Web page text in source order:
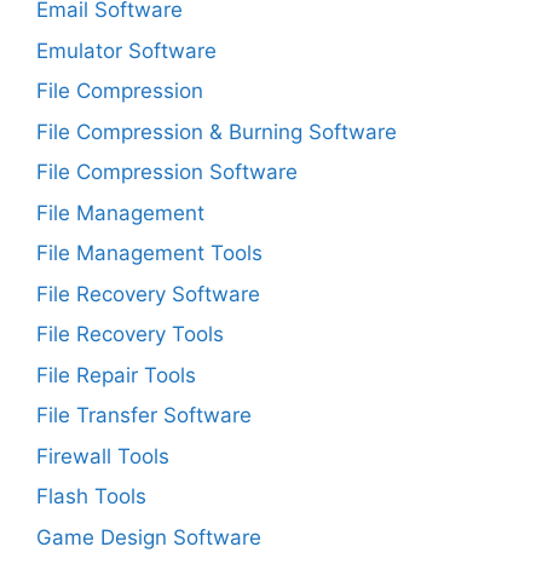
Email Software
Emulator Software
File Compression
File Compression & Burning Software
File Compression Software
File Management
File Management Tools
File Recovery Software
File Recovery Tools
File Repair Tools
File Transfer Software
Firewall Tools
Flash Tools
Game Design Software